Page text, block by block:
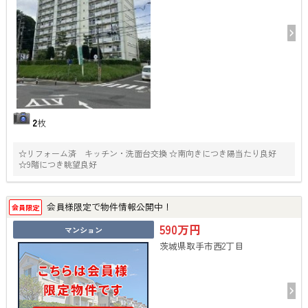
2枚
☆リフォーム済 キッチン・洗面台交換 ☆南向きにつき陽当たり良好
☆9階につき眺望良好
会員限定 会員様限定で物件情報公開中！
マンション 590万円
茨城県取手市西2丁目